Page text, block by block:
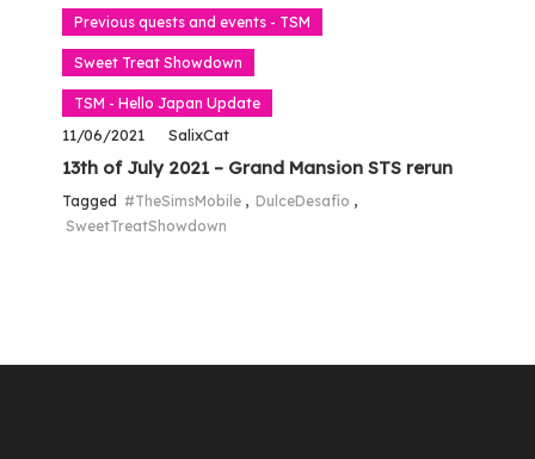
Previous quests and events - TSM
Sweet Treat Showdown
TSM - Hello Japan Update
11/06/2021 SalixCat
13th of July 2021 – Grand Mansion STS rerun
Tagged #TheSimsMobile , DulceDesafío ,
SweetTreatShowdown